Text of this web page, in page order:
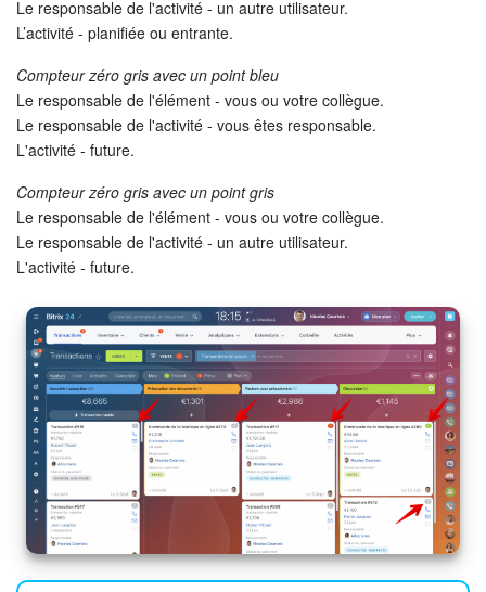
Le responsable de l'activité - un autre utilisateur.
L’activité - planifiée ou entrante.
Compteur zéro gris avec un point bleu
Le responsable de l'élément - vous ou votre collègue.
Le responsable de l'activité - vous êtes responsable.
L'activité - future.
Compteur zéro gris avec un point gris
Le responsable de l'élément - vous ou votre collègue.
Le responsable de l'activité - un autre utilisateur.
L'activité - future.